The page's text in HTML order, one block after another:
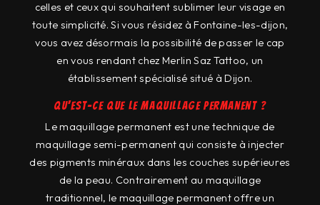
celles et ceux qui souhaitent sublimer leur visage en
toute simplicité. Si vous résidez à Fontaine-les-dijon,
vous avez désormais la possibilité de passer le cap
en vous rendant chez Merlin Saz Tattoo, un
établissement spécialisé situé à Dijon.
Qu'est-ce que le maquillage permanent ?
Le maquillage permanent est une technique de
maquillage semi-permanent qui consiste à injecter
des pigments minéraux dans les couches supérieures
de la peau. Contrairement au maquillage
traditionnel, le maquillage permanent offre un